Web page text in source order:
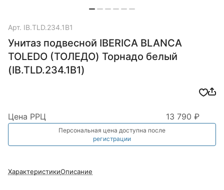
Арт. IB.TLD.234.1B1
Унитаз подвесной IBERICA BLANCA
TOLEDO (ТОЛЕДО) Торнадо белый
(IB.TLD.234.1B1)
Цена РРЦ 13 790 ₽
Персональная цена доступна после
регистрации
ХарактеристикиОписание